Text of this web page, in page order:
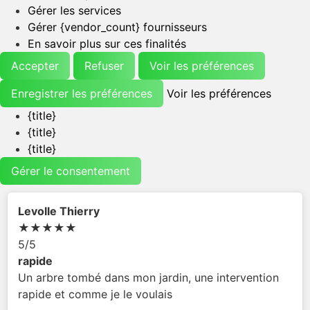
Gérer les options
Gérer les services
Gérer {vendor_count} fournisseurs
En savoir plus sur ces finalités
Accepter
Refuser
Voir les préférences
Enregistrer les préférences
{title}
{title}
{title}
Gérer le consentement
Levolle Thierry
★ ★ ★
5/5
rapide
Un arbre tombé dans mon jardin, une intervention